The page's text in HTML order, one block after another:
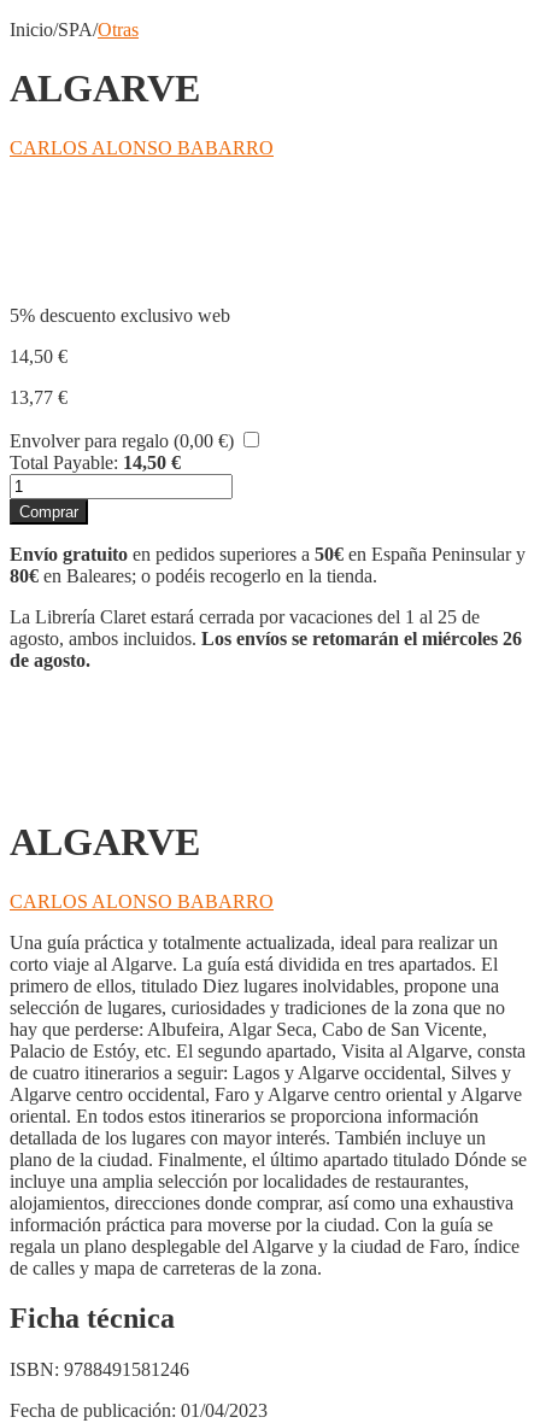
Inicio/SPA/Otras
ALGARVE
CARLOS ALONSO BABARRO
5% descuento exclusivo web
14,50 €
13,77 €
Envolver para regalo (0,00 €)
Total Payable: 14,50 €
ALGARVE
cantidad
Comprar
Envío gratuito en pedidos superiores a 50€ en España Peninsular y
80€ en Baleares; o podéis recogerlo en la tienda.
La Librería Claret estará cerrada por vacaciones del 1 al 25 de
agosto, ambos incluidos. Los envíos se retomarán el miércoles 26
de agosto.
ALGARVE
CARLOS ALONSO BABARRO
Una guía práctica y totalmente actualizada, ideal para realizar un
corto viaje al Algarve. La guía está dividida en tres apartados. El
primero de ellos, titulado Diez lugares inolvidables, propone una
selección de lugares, curiosidades y tradiciones de la zona que no
hay que perderse: Albufeira, Algar Seca, Cabo de San Vicente,
Palacio de Estóy, etc. El segundo apartado, Visita al Algarve, consta
de cuatro itinerarios a seguir: Lagos y Algarve occidental, Silves y
Algarve centro occidental, Faro y Algarve centro oriental y Algarve
oriental. En todos estos itinerarios se proporciona información
detallada de los lugares con mayor interés. También incluye un
plano de la ciudad. Finalmente, el último apartado titulado Dónde se
incluye una amplia selección por localidades de restaurantes,
alojamientos, direcciones donde comprar, así como una exhaustiva
información práctica para moverse por la ciudad. Con la guía se
regala un plano desplegable del Algarve y la ciudad de Faro, índice
de calles y mapa de carreteras de la zona.
Ficha técnica
ISBN: 9788491581246
Fecha de publicación: 01/04/2023